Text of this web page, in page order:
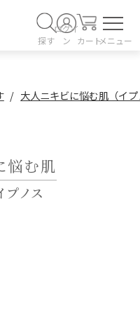
探す
ログイ
ン
カートメニュー
大人ニキビに悩む肌（イ
悩む肌
プノス